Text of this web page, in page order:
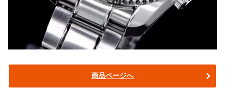
商品ページへ